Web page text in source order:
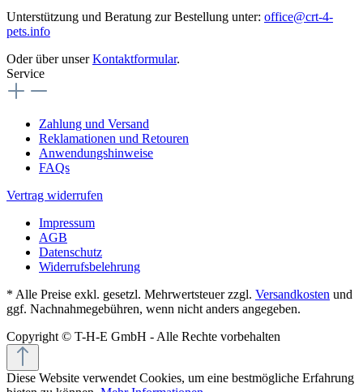
Unterstützung und Beratung zur Bestellung unter: office@crt-4-
pets.info
Oder über unserKontaktformular.
Service
Zahlung und Versand
Reklamationen und Retouren
Anwendungshinweise
FAQs
Vertrag widerrufen
Impressum
AGB
Datenschutz
Widerrufsbelehrung
* Alle Preise exkl. gesetzl. Mehrwertsteuer zzgl. Versandkosten und
ggf. Nachnahmegebühren, wenn nicht anders angegeben.
Copyright © T-H-E GmbH - Alle Rechte vorbehalten
Diese Website verwendet Cookies, um eine bestmögliche Erfahrung